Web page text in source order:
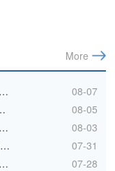
More
08-07
08-05
08-03
07-31
07-28